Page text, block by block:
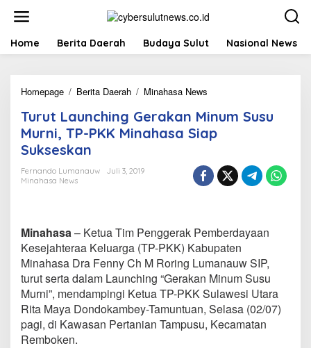
t
Home Berita Daerah Budaya Sulut Nasional News
Homepage / Berita Daerah / Minahasa News
r
u
t
a
u
i
n
g
G
e
r
a
k
a
Turut Launching Gerakan Minum Susu
Murni, TP-PKK Minahasa Siap
Sukseskan
Fernando Lumanauw
Juli 3, 2019
Minahasa News
Minahasa– Ketua Tim Penggerak Pemberdayaan
Kesejahteraa Keluarga (TP-PKK) Kabupaten
Minahasa Dra Fenny Ch M Roring Lumanauw SIP,
turut serta dalam Launching “Gerakan Minum Susu
Murni”, mendampingi Ketua TP-PKK Sulawesi Utara
Rita Maya Dondokambey-Tamuntuan, Selasa (02/07)
pagi, di Kawasan Pertanian Tampusu, Kecamatan
Remboken.